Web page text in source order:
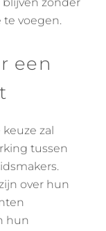
te voegen.
een
zal
tussen
over hun
hun